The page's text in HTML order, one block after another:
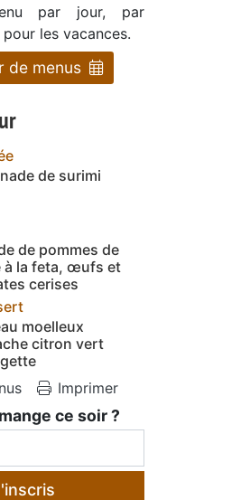
par jour, par
les vacances.
de menus
de surimi
de pommes de
à la feta, œufs et
cerises
moelleux
citron vert
Imprimer
ce soir ?